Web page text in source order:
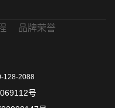
品牌荣誉
128-2088
号